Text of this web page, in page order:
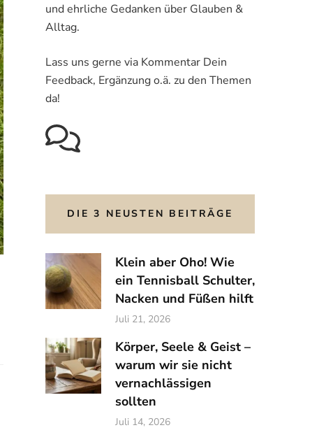
und ehrliche Gedanken über Glauben &
Alltag.
Lass uns gerne via Kommentar Dein
Feedback, Ergänzung o.ä. zu den Themen
da!
DIE 3 NEUSTEN BEITRÄGE
Klein aber Oho! Wie
ein Tennisball Schulter,
Nacken und Füßen hilft
Juli 21, 2026
Körper, Seele & Geist –
warum wir sie nicht
vernachlässigen
sollten
Juli 14, 2026